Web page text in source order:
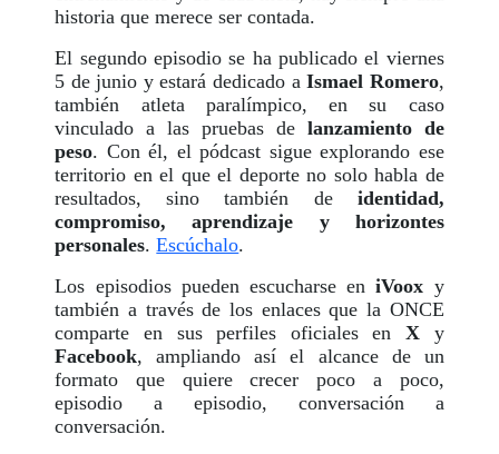
historia que merece ser contada.
El segundo episodio se ha publicado el viernes
5 de junio y estará dedicado aIsmael Romero,
también atleta paralímpico, en su caso
vinculado a las pruebas de lanzamiento de
peso. Con él, el pódcast sigue explorando ese
territorio en el que el deporte no solo habla de
resultados, sino también de identidad,
compromiso, aprendizaje y horizontes
personales.Escúchalo.
Los episodios pueden escucharse eniVoox y
también a través de los enlaces que la ONCE
comparte en sus perfiles oficiales enX y
Facebook, ampliando así el alcance de un
formato que quiere crecer poco a poco,
episodio a episodio, conversación a
conversación.